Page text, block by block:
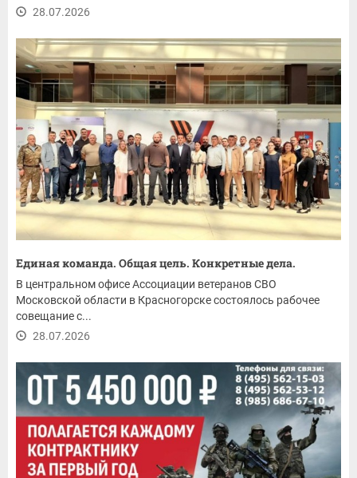
28.07.2026
Единая команда. Общая цель. Конкретные дела.
В центральном офисе Ассоциации ветеранов СВО
Московской области в Красногорске состоялось рабочее
совещание с...
28.07.2026